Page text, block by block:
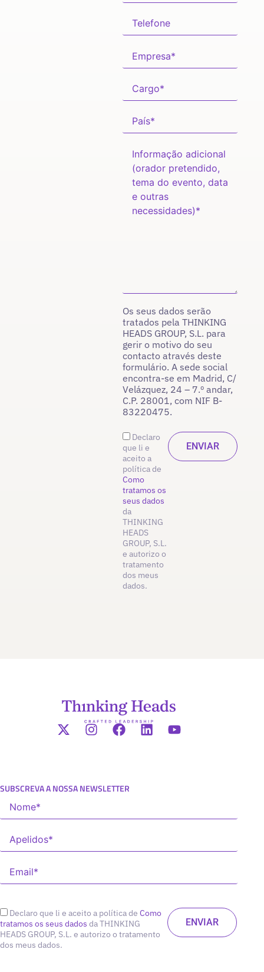
Os seus dados serão
tratados pela THINKING
HEADS GROUP, S.L. para
gerir o motivo do seu
contacto através deste
formulário. A sede social
encontra-se em Madrid, C/
Velázquez, 24 – 7.º andar,
C.P. 28001, com NIF B-
83220475.
Declaro
que li e
aceito a
política de
Como
tratamos os
seus dados
da
THINKING
HEADS
GROUP, S.L.
e autorizo o
tratamento
dos meus
dados.
SUBSCREVA A NOSSA NEWSLETTER
Declaro que li e aceito a política de Como
tratamos os seus dados da THINKING
HEADS GROUP, S.L. e autorizo o tratamento
dos meus dados.